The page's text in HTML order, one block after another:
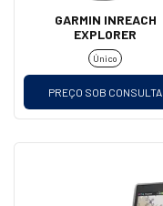
GARMIN INREACH
EXPLORER
Único
PREÇO SOB CONSULTA